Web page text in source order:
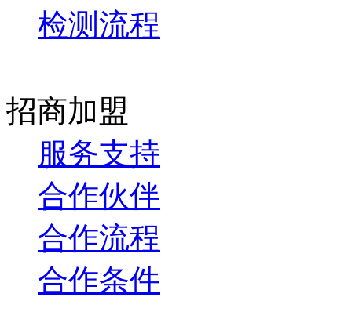
检测流程
招商加盟
服务支持
合作伙伴
合作流程
合作条件